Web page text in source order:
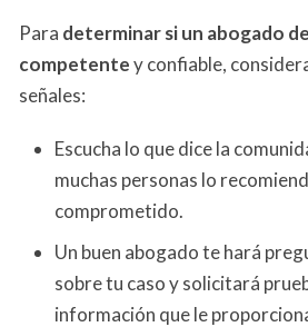
Para determinar si un abogado
competentey confiable,
señales:
Escucha lo que dice la
muchas personas lo
comprometido.
Un buen abogado te hará
sobre tu caso y solicitará
información que le